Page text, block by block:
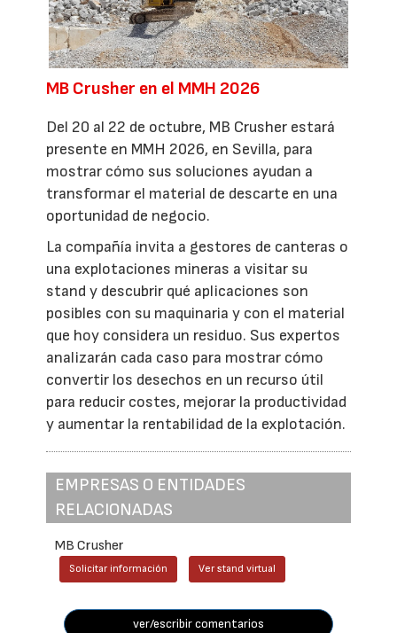
MB Crusher en el MMH 2026
Del 20 al 22 de octubre, MB Crusher estará
presente en MMH 2026, en Sevilla, para
mostrar cómo sus soluciones ayudan a
transformar el material de descarte en una
oportunidad de negocio.
La compañía invita a gestores de canteras o
una explotaciones mineras a visitar su
stand y descubrir qué aplicaciones son
posibles con su maquinaria y con el material
que hoy considera un residuo. Sus expertos
analizarán cada caso para mostrar cómo
convertir los desechos en un recurso útil
para reducir costes, mejorar la productividad
y aumentar la rentabilidad de la explotación.
EMPRESAS O ENTIDADES
RELACIONADAS
MB Crusher
Solicitar información Ver stand virtual
ver/escribir comentarios